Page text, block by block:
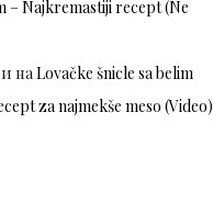
– Najkremastiji recept (Ne
наLovačke šnicle sa belim
za najmekše meso (Video)